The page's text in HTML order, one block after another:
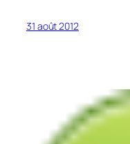
31 août 2012